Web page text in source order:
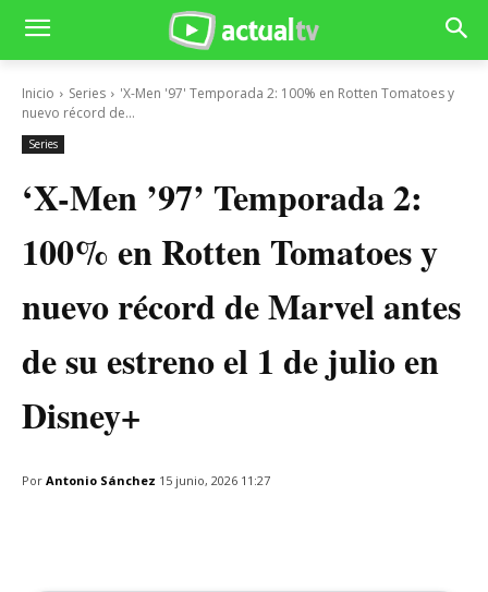
Inicio Series
'X-Men '97' Temporada 2: 100% en Rotten Tomatoes y
nuevo récord de...
Series
‘X-Men ’97’ Temporada 2:
100% en Rotten Tomatoes y
nuevo récord de Marvel antes
de su estreno el 1 de julio en
Disney+
Por Antonio Sánchez 15 junio, 2026 11:27